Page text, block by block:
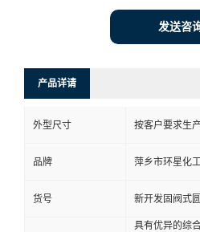
发送咨
产品详请
外型尺寸 按客户要求生产
品牌 萍乡市环星化
货号 新开发固阀式
具有优异的综